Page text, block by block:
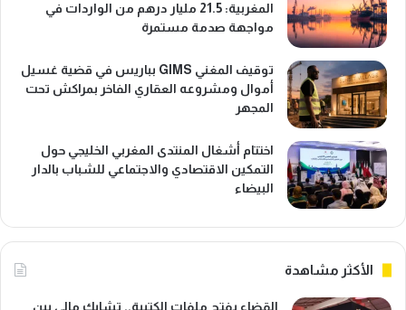
المغربية: 21.5 مليار درهم من الواردات في
مواجهة صدمة مستمرة
توقيف المغني GIMS بباريس في قضية غسيل
أموال ومشروعه العقاري الفاخر بمراكش تحت
المجهر
اختتام أشغال المنتدى المغربي الخليجي حول
التمكين الاقتصادي والاجتماعي للشباب بالدار
البيضاء
الأكثر مشاهدة
القضاء يفتح ملفات الكتبية.. تشابك مالي بين